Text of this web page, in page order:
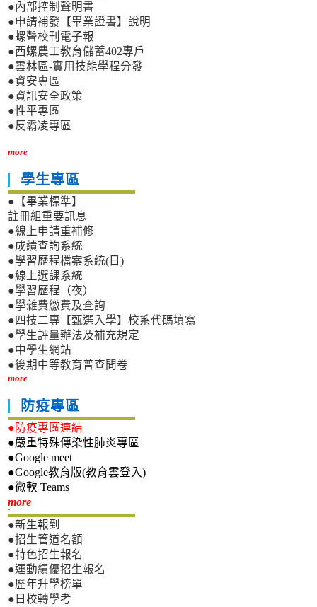
●內部控制聲明書
●申請補發【畢業證書】說明
●螺聲校刊電子報
●西螺農工教育儲蓄402專戶
●雲林區-實用技能學程分發
●資安專區
●資訊安全政策
●性平專區
●反霸凌專區
more
學生專區
●【畢業標準】
註冊組重要訊息
●線上申請重補修
●成績查詢系統
●學習歷程檔案系統(日)
●線上選課系統
●學習歷程（夜）
●學雜費繳費及查詢
●四技二專【甄選入學】校系代碼填寫
●學生評量辦法及補充規定
●中學生網站
●後期中等教育普查問卷
more
防疫專區
●防疫專區連結
●嚴重特殊傳染性肺炎專區
●Google meet
●Google教育版(教育雲登入)
●微軟 Teams
more新生專區
●新生報到
●招生管道名額
●特色招生報名
●運動績優招生報名
●歷年升學榜單
●日校轉學考